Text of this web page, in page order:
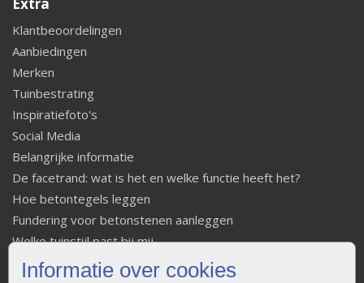
Informatie over cookies
Extra
Klantbeoordelingen
Aanbiedingen
Merken
Tuinbestrating
Inspiratiefoto's
Social Media
Belangrijke informatie
De facetrand: wat is het en welke functie heeft het?
Hoe betontegels leggen
Fundering voor betonstenen aanleggen
Welke tuinstijl past bij mij
Strakke tuin inrichten